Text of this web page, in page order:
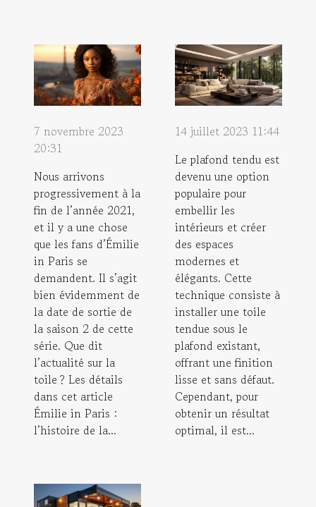
7 novembre 2023
20:31
Nous arrivons
progressivement à la
fin de l’année 2021,
et il y a une chose
que les fans d’Émilie
in Paris se
demandent. Il s’agit
bien évidemment de
la date de sortie de
la saison 2 de cette
série. Que dit
l’actualité sur la
toile ? Les détails
dans cet article
Émilie in Paris :
l’histoire de la...
14 juillet 2023 11:44
Le plafond tendu est
devenu une option
populaire pour
embellir les
intérieurs et créer
des espaces
modernes et
élégants. Cette
technique consiste à
installer une toile
tendue sous le
plafond existant,
offrant une finition
lisse et sans défaut.
Cependant, pour
obtenir un résultat
optimal, il est...